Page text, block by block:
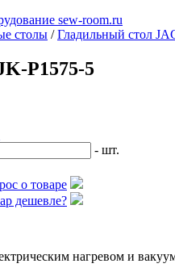
столы /Гладильный стол
P1575-5
- шт.
о товаре
дешевле?
нагревом и